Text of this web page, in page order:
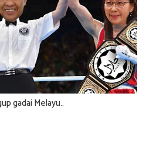
gadai Melayu..